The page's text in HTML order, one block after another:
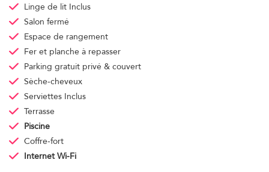
Linge de lit Inclus
Salon fermé
Espace de rangement
Fer et planche à repasser
Parking gratuit privé & couvert
Sèche-cheveux
Serviettes Inclus
Terrasse
Piscine
Coffre-fort
Internet Wi-Fi